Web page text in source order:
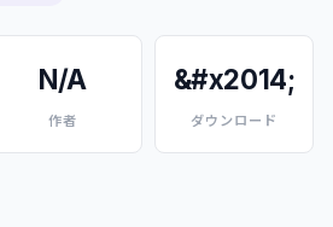
N/A
作者
&#x2014;
ダウンロード